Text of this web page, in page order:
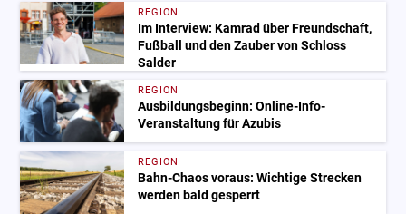
REGION
Im Interview: Kamrad über Freundschaft,
Fußball und den Zauber von Schloss
Salder
REGION
Ausbildungsbeginn: Online-Info-
Veranstaltung für Azubis
REGION
Bahn-Chaos voraus: Wichtige Strecken
werden bald gesperrt